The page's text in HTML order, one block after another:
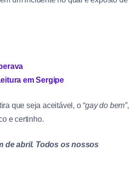
em Sergipe
que seja aceitável, o “gay do bem”,
e certinho.
de abril. Todos os nossos